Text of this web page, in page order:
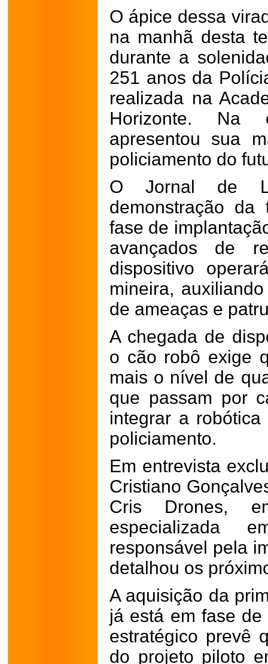
O ápice dessa
na manhã desta
durante a
251 anos da
realizada na
Horizonte. Na
apresentou sua
policiamento do
O Jornal de
demonstração
fase de
avançados de
dispositivo
mineira,
de ameaças e
A chegada de
o cão robô exige
mais o nível de
que passam por
integrar a
policiamento.
Em entrevista
Cristiano
Cris Drones,
especializada
responsável pela
detalhou os
A aquisição da
já está em fase
estratégico prevê
do projeto piloto